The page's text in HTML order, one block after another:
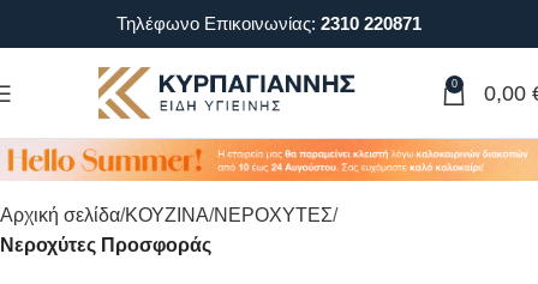
Τηλέφωνο Επικοινωνίας: 2310 220871
0 0,00
Αρχική σελίδα ΚΟΥΖΙΝΑ ΝΕΡΟΧΥΤΕΣ
Νεροχύτες Προσφοράς